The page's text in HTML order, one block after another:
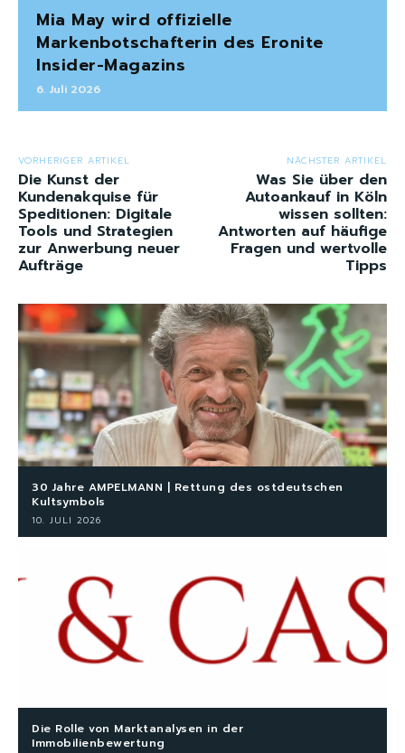
Mia May wird offizielle
Markenbotschafterin des Eronite
Insider-Magazins
6. Juli 2026
VORHERIGER ARTIKEL
Die Kunst der
Kundenakquise für
Speditionen: Digitale
Tools und Strategien
zur Anwerbung neuer
Aufträge
NÄCHSTER ARTIKEL
Was Sie über den
Autoankauf in Köln
wissen sollten:
Antworten auf häufige
Fragen und wertvolle
Tipps
30 Jahre AMPELMANN | Rettung des ostdeutschen
Kultsymbols
10. JULI 2026
Die Rolle von Marktanalysen in der
Immobilienbewertung